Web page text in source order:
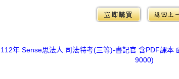
112年 Sense思法人 司法特考(三等)-書記官 含PDF課本
9000)